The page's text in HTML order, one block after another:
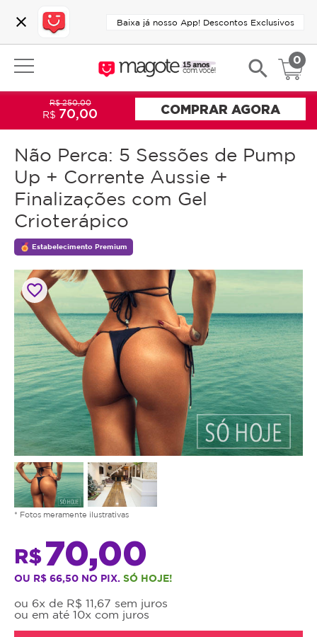
close Baixa já nosso App! Descontos Exclusivos
search 0
Não Perca: 5 Sessões de Pump
Up + Corrente Aussie +
Finalizações com Gel
Crioterápico
Estabelecimento Premium
favorite_border
* Fotos meramente ilustrativas
R$70,00
OU R$ 66,50 NO PIX. SÓ HOJE!
ou 6x de R$ 11,67 sem juros
ou em até 10x com juros
R$ 250,00
R$ 70,00 COMPRAR AGORA